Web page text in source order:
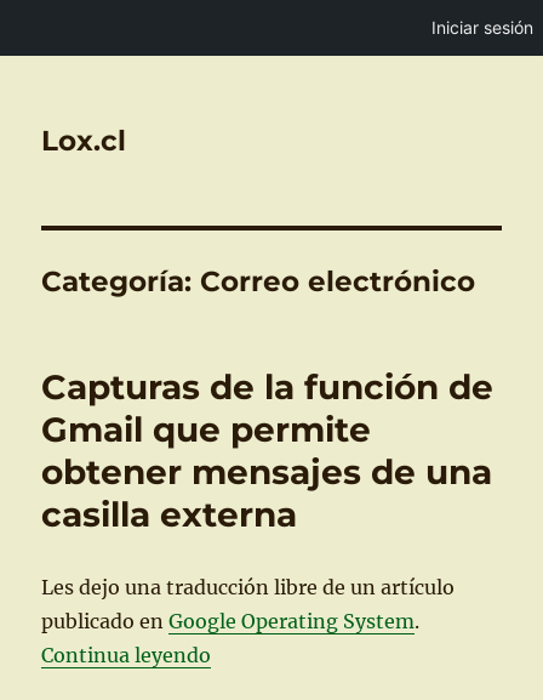
Iniciar sesión
Lox.cl
Categoría: Correo electrónico
Capturas de la función de
Gmail que permite
obtener mensajes de una
casilla externa
Les dejo una traducción libre de un artículo
publicado enGoogle Operating System.
Continua leyendo